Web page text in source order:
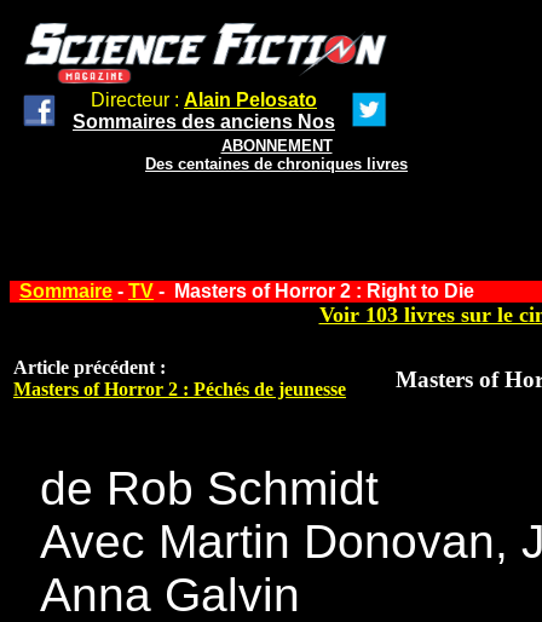
Directeur : Alain Pelosato
Sommaires des anciens Nos
ABONNEMENT
Des centaines de chroniques livres
Sommaire - TV - Masters of Horror 2 : Right to Die
Voir 103 livres sur le
Article précédent :
Masters of Horror 2 : Péchés de jeunesse
Masters of
de Rob Schmidt
Avec Martin Donovan,
Anna Galvin